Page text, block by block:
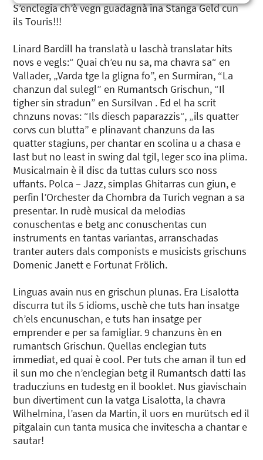
S’enclegia ch’è vegn guadagnà ina Stanga Geld cun
ils Touris!!!
Linard Bardill ha translatà u laschà translatar hits
novs e vegls:“ Quai ch’eu nu sa, ma chavra sa“ en
Vallader, „Varda tge la gligna fo”, en Surmiran, “La
chanzun dal sulegl” en Rumantsch Grischun, “Il
tigher sin stradun” en Sursilvan . Ed el ha scrit
chnzuns novas: “Ils diesch paparazzis“, „ils quatter
corvs cun blutta” e plinavant chanzuns da las
quatter stagiuns, per chantar en scolina u a chasa e
last but no least in swing dal tgil, leger sco ina plima.
Musicalmain è il disc da tuttas culurs sco noss
uffants. Polca – Jazz, simplas Ghitarras cun giun, e
perfin l’Orchester da Chombra da Turich vegnan a sa
presentar. In rudè musical da melodias
conuschentas e betg anc conuschentas cun
instruments en tantas variantas, arranschadas
tranter auters dals componists e musicists grischuns
Domenic Janett e Fortunat Frölich.
Linguas avain nus en grischun plunas. Era Lisalotta
discurra tut ils 5 idioms, uschè che tuts han insatge
ch’els encunuschan, e tuts han insatge per
emprender e per sa famigliar. 9 chanzuns èn en
rumantsch Grischun. Quellas enclegian tuts
immediat, ed quai è cool. Per tuts che aman il tun ed
il sun mo che n’enclegian betg il Rumantsch datti las
traducziuns en tudestg en il booklet. Nus giavischain
bun divertiment cun la vatga Lisalotta, la chavra
Wilhelmina, l’asen da Martin, il uors en murütsch ed il
pitgalain cun tanta musica che invitescha a chantar e
sautar!